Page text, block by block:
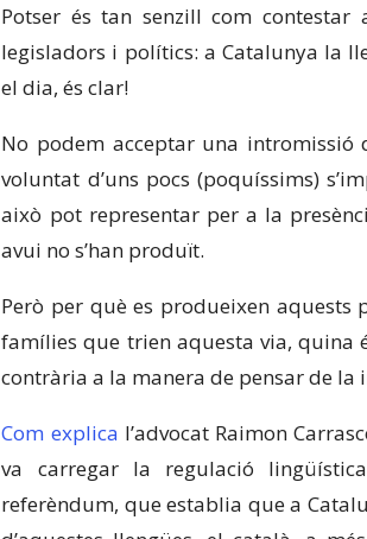
Potser és tan senzill com
legisladors i polítics: a Catalunya la
el dia, és clar!
No podem acceptar una intromissió
voluntat d’uns pocs (poquíssims)
això pot representar per a la
avui no s’han produït.
Però per què es produeixen aquests
famílies que trien aquesta via, quina
contrària a la manera de pensar de
Com explica l’advocat Raimon
va carregar la regulació
referèndum, que establia que a